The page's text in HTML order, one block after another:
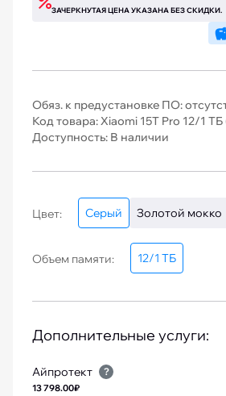
ЗАЧЕРКНУТАЯ ЦЕНА УКАЗАНА БЕЗ СКИДКИ.
Обяз. к предустановке ПО:
Код товара: Xiaomi 15T Pro 12/1
Доступность: В наличии
Цвет: Серый Золотой мокко
Объем памяти: 12/1 ТБ
Дополнительные услуги:
Айпротект ?
13 798.00₽